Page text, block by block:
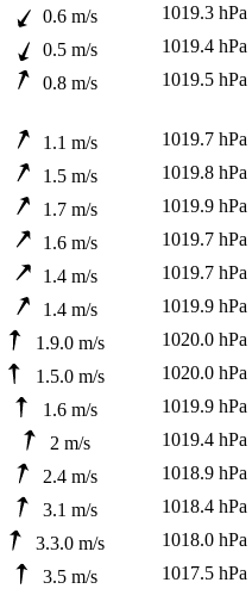
0.6 m/s
1019.3 hPa
0.5 m/s
1019.4 hPa
0.8 m/s
1019.5 hPa
1.1 m/s
1019.7 hPa
1.5 m/s
1019.8 hPa
1.7 m/s
1019.9 hPa
1.6 m/s
1019.7 hPa
1.4 m/s
1019.7 hPa
1.4 m/s
1019.9 hPa
1.9.0 m/s
1020.0 hPa
1.5.0 m/s
1020.0 hPa
1.6 m/s
1019.9 hPa
2 m/s
1019.4 hPa
2.4 m/s
1018.9 hPa
3.1 m/s
1018.4 hPa
3.3.0 m/s
1018.0 hPa
3.5 m/s
1017.5 hPa